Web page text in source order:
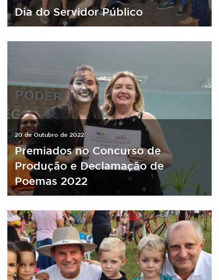
Dia do Servidor Público
20 de Outubro de 2022
Premiados no Concurso de
Produção e Declamação de
Poemas 2022